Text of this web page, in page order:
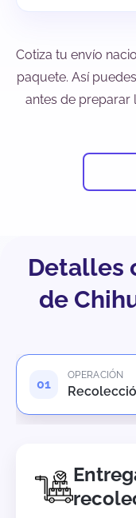
Cotiza tu envío
paquete. Así
antes de preparar
Detalles
de
OPERACIÓN